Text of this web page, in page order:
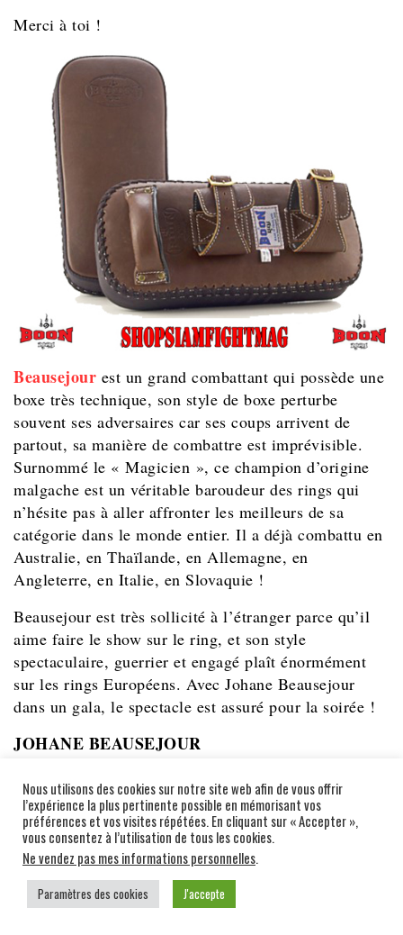
Merci à toi !
Beausejour est un grand combattant qui possède une
boxe très technique, son style de boxe perturbe
souvent ses adversaires car ses coups arrivent de
partout, sa manière de combattre est imprévisible.
Surnommé le « Magicien », ce champion d’origine
malgache est un véritable baroudeur des rings qui
n’hésite pas à aller affronter les meilleurs de sa
catégorie dans le monde entier. Il a déjà combattu en
Australie, en Thaïlande, en Allemagne, en
Angleterre, en Italie, en Slovaquie !
Beausejour est très sollicité à l’étranger parce qu’il
aime faire le show sur le ring, et son style
spectaculaire, guerrier et engagé plaît énormément
sur les rings Européens. Avec Johane Beausejour
dans un gala, le spectacle est assuré pour la soirée !
JOHANE BEAUSEJOUR
Nous utilisons des cookies sur notre site web afin de vous offrir
l’expérience la plus pertinente possible en mémorisant vos
préférences et vos visites répétées. En cliquant sur « Accepter »,
vous consentez à l’utilisation de tous les cookies.
Ne vendez pas mes informations personnelles.
Paramètres des cookies J'accepte